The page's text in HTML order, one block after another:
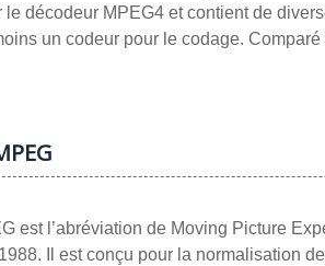
le décodeur MPEG4 et contient de
un codeur pour le codage.
est l’abréviation de Moving Picture
Il est conçu pour la normalisation